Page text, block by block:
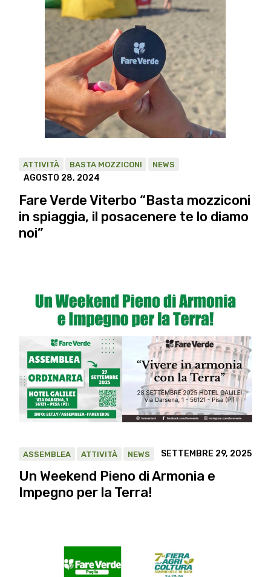
ATTIVITÀ BASTA MOZZICONI NEWS
AGOSTO 28, 2024
Fare Verde Viterbo “Basta mozziconi
in spiaggia, il posacenere te lo diamo
noi”
ASSEMBLEA ATTIVITÀ NEWS SETTEMBRE 29, 2025
Un Weekend Pieno di Armonia e
Impegno per la Terra!